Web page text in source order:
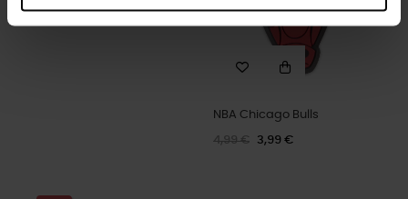
NBA Chicago Bulls
4,99 € 3,99 €